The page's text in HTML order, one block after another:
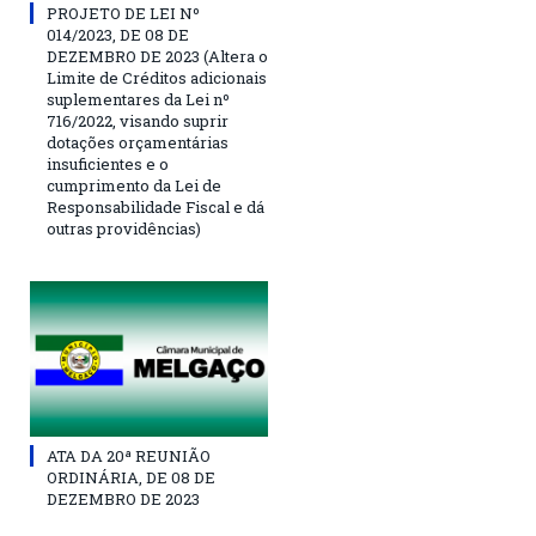
PROJETO DE LEI Nº
014/2023, DE 08 DE
DEZEMBRO DE 2023 (Altera o
Limite de Créditos adicionais
suplementares da Lei nº
716/2022, visando suprir
dotações orçamentárias
insuficientes e o
cumprimento da Lei de
Responsabilidade Fiscal e dá
outras providências)
ATA DA 20ª REUNIÃO
ORDINÁRIA, DE 08 DE
DEZEMBRO DE 2023